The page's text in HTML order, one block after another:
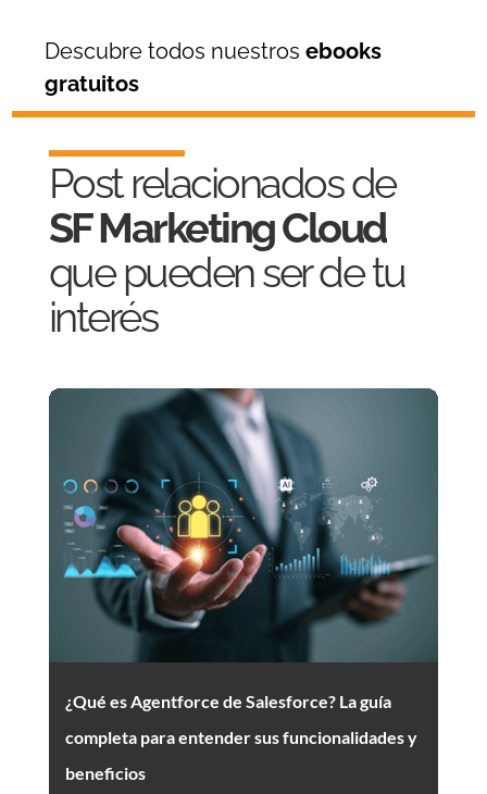
Descubre todos nuestrosebooks
gratuitos
Post relacionados de
SF Marketing Cloud
que pueden ser de tu
interés
¿Qué es Agentforce de Salesforce? La guía
completa para entender sus funcionalidades y
beneficios